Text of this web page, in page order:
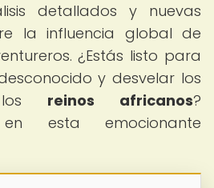
detallados y nuevas
la influencia global de
¿Estás listo para
y desvelar los
los reinos africanos?
en esta emocionante